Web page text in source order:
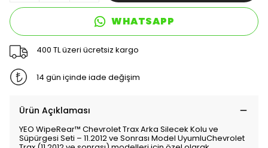
WHATSAPP
400 TL üzeri ücretsiz kargo
14 gün içinde iade değişim
Ürün Açıklaması
YEO WipeRear™️ Chevrolet Trax Arka Silecek Kolu ve
Süpürgesi Seti – 11.2012 ve Sonrası Model UyumluChevrolet